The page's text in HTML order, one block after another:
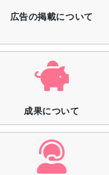
広告の掲載について
成果について